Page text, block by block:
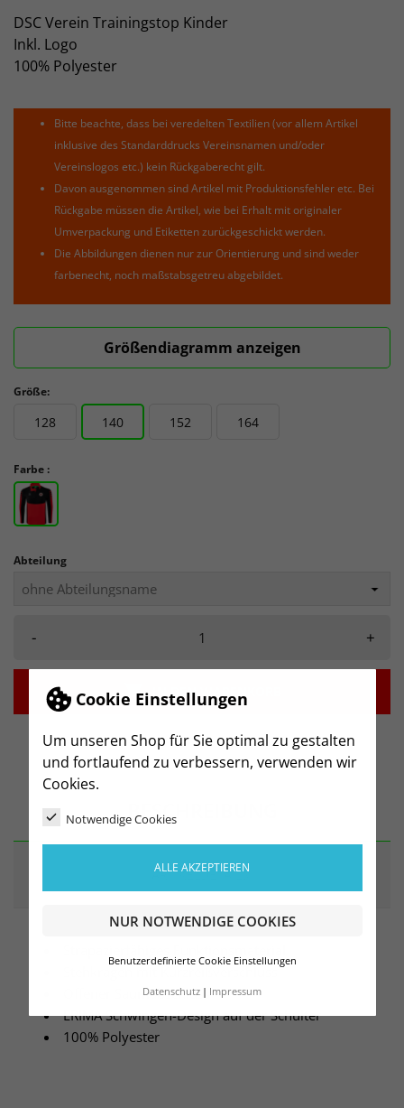
Cookie Einstellungen
Um unseren Shop für Sie optimal zu gestalten
und fortlaufend zu verbessern, verwenden wir
Cookies.
Notwendige Cookies
ALLE AKZEPTIEREN
NUR NOTWENDIGE COOKIES
Benutzerdefinierte Cookie Einstellungen
Datenschutz Impressum
DSC Verein Trainingstop Kinder
Inkl. Logo
100% Polyester
Bitte beachte, dass bei veredelten Textilien (vor allem Artikel
inklusive des Standarddrucks Vereinsnamen und/oder
Vereinslogos etc.) kein Rückgaberecht gilt.
Davon ausgenommen sind Artikel mit Produktionsfehler etc. Bei
Rückgabe müssen die Artikel, wie bei Erhalt mit originaler
Umverpackung und Etiketten zurückgeschickt werden.
Die Abbildungen dienen nur zur Orientierung und sind weder
farbenecht, noch maßstabsgetreu abgebildet.
Größendiagramm anzeigen
Größe:
128 140 152 164
Farbe :
Abteilung
- +
 IN DEN WARENKORB
BESCHREIBUNG
ARTIKELDETAILS
Offener Saumabschluss
ERIMA Schwingen-Design auf der Schulter
100% Polyester